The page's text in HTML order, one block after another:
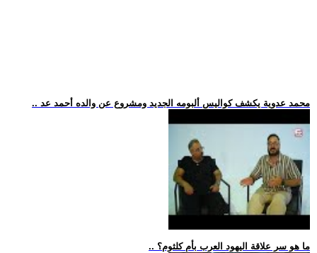
.. محمد عدوية يكشف كواليس ألبومه الجديد ومشروع عن والده أحمد عد
.. ما هو سر علاقة اليهود العرب بأم كلثوم؟